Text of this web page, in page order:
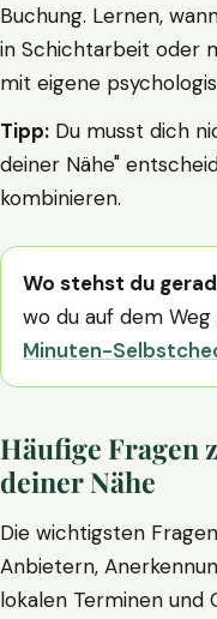
Buchung. Lernen,
in Schichtarbeit oder
mit eigene
Tipp: Du musst dich
deiner Nähe"
kombinieren.
Wo stehst du
wo du auf dem
Minuten-
Häufige Fragen
deiner Nähe
Die wichtigsten
Anbietern,
lokalen Terminen und